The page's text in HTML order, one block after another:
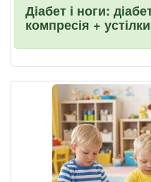
Діабет і ноги:
компресія + устілки